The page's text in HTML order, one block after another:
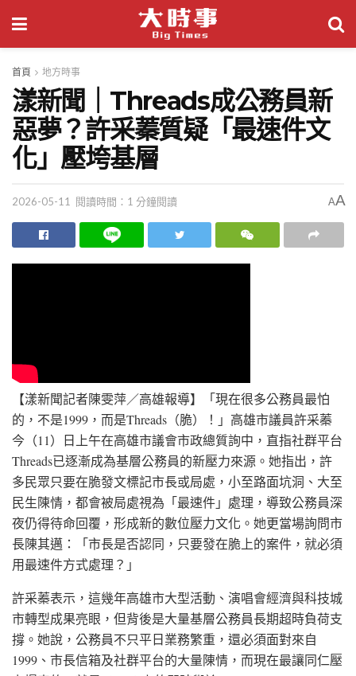
首頁 地方時事
漾新聞｜Threads成公務員新
惡夢？許采蓁質疑「最速件文
化」壓垮基層
2026-05-11 閱讀時間：1 分鐘閱讀 AA
【漾新聞記者陳雯萍／高雄報導】「現在很多公務員最怕
的，不是1999，而是Threads（脆）！」高雄市議員許采蓁
今（11）日上午在高雄市議會市政總質詢中，直指社群平台
Threads已逐漸成為基層公務員的新壓力來源。她指出，許
多民眾只要在脆發文標記市長或局處，小至路面坑洞、大至
民生陳情，都會被局處視為「最速件」處理，導致公務員深
夜仍得待命回覆，形成新的數位壓力文化。她更當場詢問市
長陳其邁：「市長是否認同，只要發在脆上的案件，就必須
用最速件方式處理？」
許采蓁表示，這幾年高雄市大型活動、演唱會經濟與科技城
市轉型成果亮眼，但背後是大量基層公務員長期超時負荷支
撐。她說，公務員不只平日業務繁重，還必須面對來自
1999、市長信箱及社群平台的大量陳情，而現在最讓同仁壓